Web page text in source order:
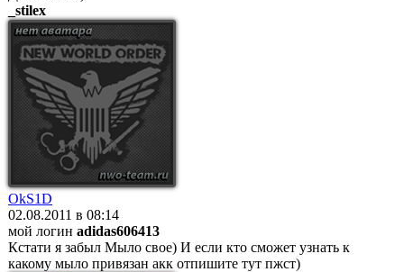
_stilex
OkS1D
02.08.2011 в 08:14
мой логин adidas606413
Кстати я забыл Мыло свое) И если кто сможет узнать к
какому мыло привязан акк отпишите тут пжст)